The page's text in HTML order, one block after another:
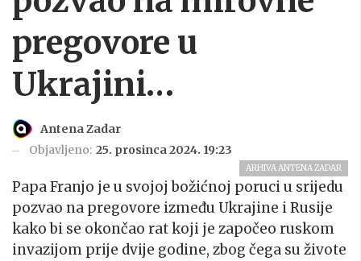
pregovore u
Ukrajini…
Antena Zadar
Objavljeno: 25. prosinca 2024. 19:23
ARHIVA ANTENA ZADAR
Papa Franjo je u svojoj božićnoj poruci u srijedu
pozvao na pregovore između Ukrajine i Rusije
kako bi se okončao rat koji je započeo ruskom
invazijom prije dvije godine, zbog čega su živote